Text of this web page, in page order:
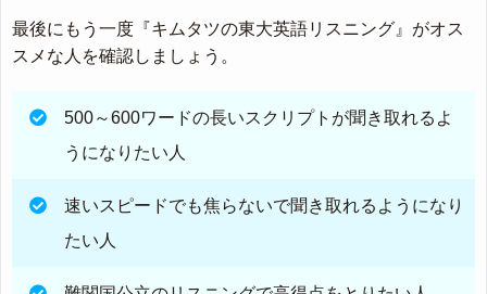
最後にもう一度『キムタツの東大英語リスニング』がオス
スメな人を確認しましょう。
500～600ワードの長いスクリプトが聞き取れるよ
うになりたい人
速いスピードでも焦らないで聞き取れるようになり
たい人